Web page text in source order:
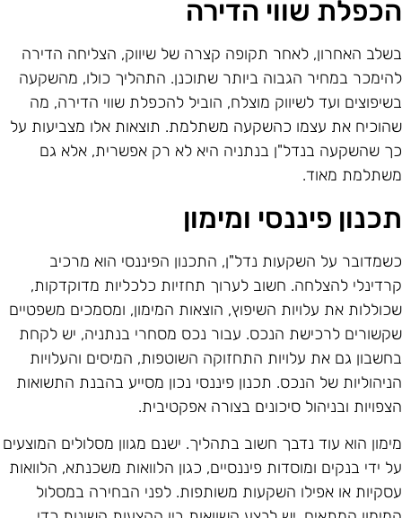
שווי הדירה
האחרון, לאחר תקופה קצרה של שיווק, הצליחה הדירה
במחיר הגבוה ביותר שתוכנן. התהליך כולו, מהשקעה
ועד לשיווק מוצלח, הוביל להכפלת שווי הדירה, מה
את עצמו כהשקעה משתלמת. תוצאות אלו מצביעות על
שהשקעה בנדל"ן בנתניה היא לא רק אפשרית, אלא גם
מאוד.
פיננסי ומימון
על השקעות נדל"ן, התכנון הפיננסי הוא מרכיב
להצלחה. חשוב לערוך תחזיות כלכליות מדוקדקות,
את עלויות השיפוץ, הוצאות המימון, ומסמכים משפטיים
לרכישת הנכס. עבור נכס מסחרי בנתניה, יש לקחת
גם את עלויות התחזוקה השוטפות, המיסים והעלויות
של הנכס. תכנון פיננסי נכון מסייע בהבנת התשואות
ובניהול סיכונים בצורה אפקטיבית.
הוא עוד נדבך חשוב בתהליך. ישנם מגוון מסלולים המוצעים
ידי בנקים ומוסדות פיננסיים, כגון הלוואות משכנתא, הלוואות
או אפילו השקעות משותפות. לפני הבחירה במסלול